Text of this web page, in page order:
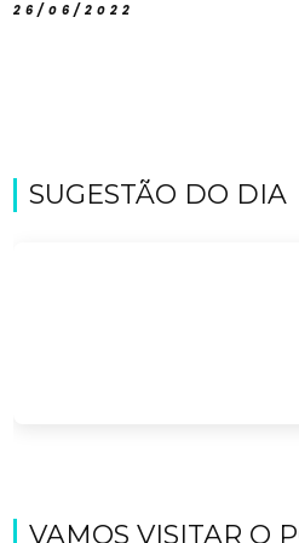
26/06/2022
SUGESTÃO DO DIA
VAMOS VISITAR O